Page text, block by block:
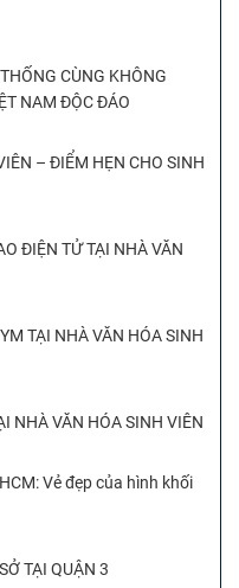
CÙNG KHÔNG
NAM ĐỘC ĐÁO
– ĐIỂM HẸN CHO SINH
ĐIỆN TỬ TẠI NHÀ VĂN
TẠI NHÀ VĂN HÓA SINH
NHÀ VĂN HÓA SINH VIÊN
Vẻ đẹp của hình khối
TẠI QUẬN 3